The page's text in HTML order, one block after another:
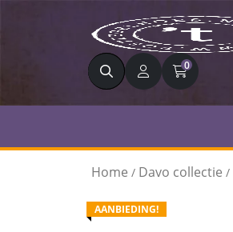
Zoeken 0
Home / Davo collectie /
AANBIEDING!